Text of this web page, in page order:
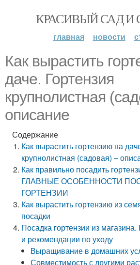
КРАСИВЫЙ САД И
главная новости
Как вырастить
даче. Гортензия
крупнолистная
описание
Содержание
Как вырастить гортензию на
крупнолистная (садовая) –
Как правильно посадить
ГЛАВНЫЕ ОСОБЕННОСТИ
ГОРТЕНЗИИ
Как вырастить гортензию из
посадки
Посадка гортензии из
и рекомендации по уходу
Выращивание в домашних
Совместимость с другими